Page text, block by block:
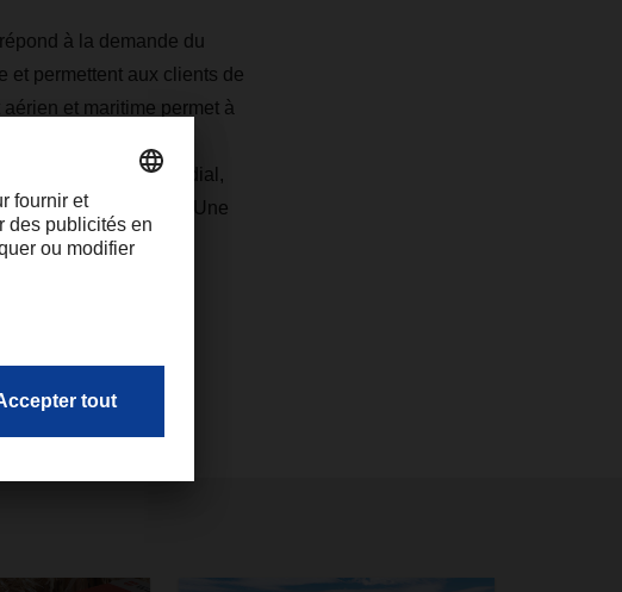
à la demande du
et permettent aux clients de
et maritime permet à
en Europe et
de réseau mondial,
», explique M. Stroh. Une
de sorte que
incertain en 2021